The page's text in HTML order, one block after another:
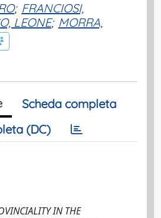
; FRANCIOSI,
LEONE; MORRA,
Scheda completa
(DC)
IN THE